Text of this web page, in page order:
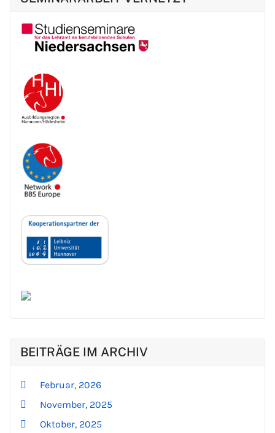
BEITRÄGE IM ARCHIV
Februar, 2026
November, 2025
Oktober, 2025